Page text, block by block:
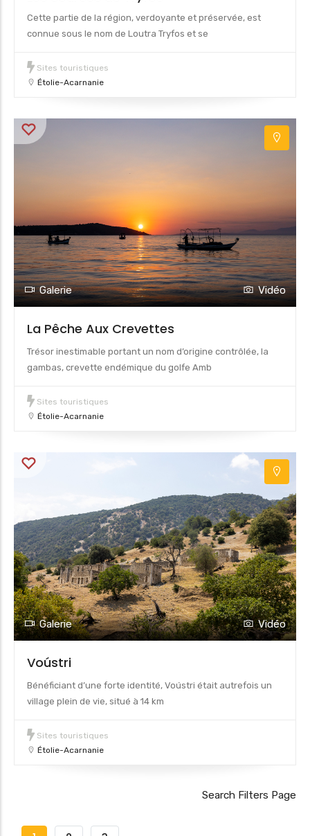
Cette partie de la région, verdoyante et préservée, est
connue sous le nom de Loutra Tryfos et se
Sites touristiques
Étolie-Acarnanie
Galerie Vidéo
La Pêche Aux Crevettes
Trésor inestimable portant un nom d’origine contrôlée, la
gambas, crevette endémique du golfe Amb
Sites touristiques
Étolie-Acarnanie
Galerie Vidéo
Voústri
Bénéficiant d’une forte identité, Voústri était autrefois un
village plein de vie, situé à 14 km
Sites touristiques
Étolie-Acarnanie
Search Filters Page